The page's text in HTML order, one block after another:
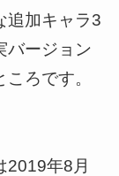
追加キャラ3
バージョン
ろです。
2019年8月